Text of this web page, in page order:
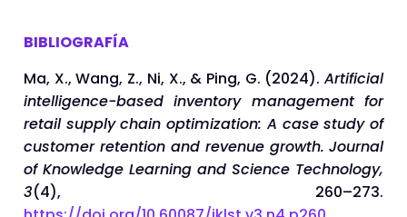
BIBLIOGRAFÍA
Ma, X., Wang, Z., Ni, X., & Ping, G. (2024). Artificial
intelligence-based inventory management for
retail supply chain optimization: A case study of
customer retention and revenue growth. Journal
of Knowledge Learning and Science Technology,
3(4), 260–273.